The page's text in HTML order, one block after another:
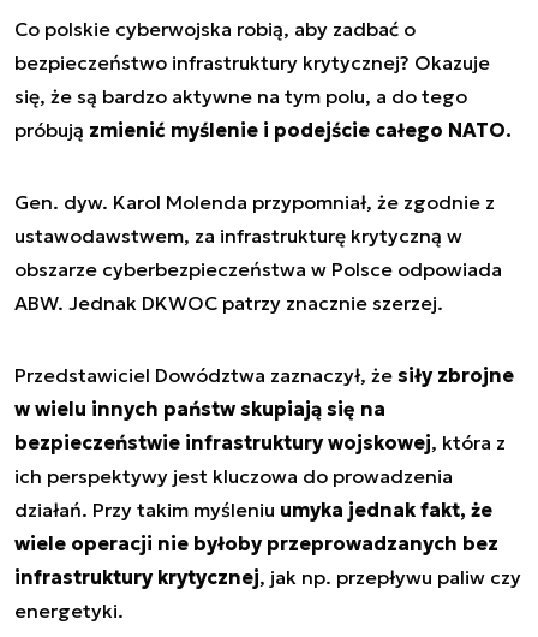
Co polskie cyberwojska robią, aby zadbać o
bezpieczeństwo infrastruktury krytycznej? Okazuje
się, że są bardzo aktywne na tym polu, a do tego
próbują zmienić myślenie i podejście całego NATO.
Gen. dyw. Karol Molenda przypomniał, że zgodnie z
ustawodawstwem, za infrastrukturę krytyczną w
obszarze cyberbezpieczeństwa w Polsce odpowiada
ABW. Jednak DKWOC patrzy znacznie szerzej.
Przedstawiciel Dowództwa zaznaczył, że siły zbrojne
w wielu innych państw skupiają się na
bezpieczeństwie infrastruktury wojskowej, która z
ich perspektywy jest kluczowa do prowadzenia
działań. Przy takim myśleniu umyka jednak fakt, że
wiele operacji nie byłoby przeprowadzanych bez
infrastruktury krytycznej, jak np. przepływu paliw czy
energetyki.